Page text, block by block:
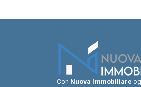
Con Nuova Immobiliare